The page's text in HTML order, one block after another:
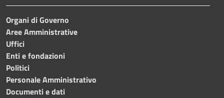
Organi di Governo
Aree Amministrative
Uffici
Enti e fondazioni
Politici
Personale Amministrativo
Documenti e dati